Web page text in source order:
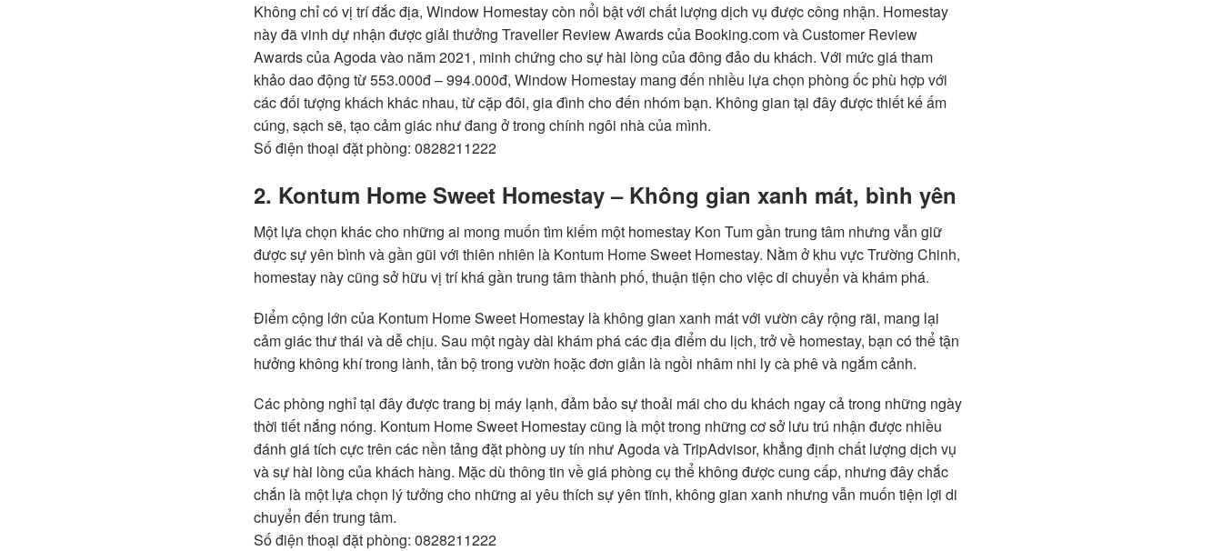
Không chỉ có vị trí đắc địa, Window Homestay còn nổi bật với chất lượng dịch vụ được công nhận. Homestay
này đã vinh dự nhận được giải thưởng Traveller Review Awards của Booking.com và Customer Review
Awards của Agoda vào năm 2021, minh chứng cho sự hài lòng của đông đảo du khách. Với mức giá tham
khảo dao động từ 553.000đ – 994.000đ, Window Homestay mang đến nhiều lựa chọn phòng ốc phù hợp với
các đối tượng khách khác nhau, từ cặp đôi, gia đình cho đến nhóm bạn. Không gian tại đây được thiết kế ấm
cúng, sạch sẽ, tạo cảm giác như đang ở trong chính ngôi nhà của mình.
Số điện thoại đặt phòng: 0828211222
2. Kontum Home Sweet Homestay – Không gian xanh mát, bình yên
Một lựa chọn khác cho những ai mong muốn tìm kiếm một homestay Kon Tum gần trung tâm nhưng vẫn giữ
được sự yên bình và gần gũi với thiên nhiên là Kontum Home Sweet Homestay. Nằm ở khu vực Trường Chinh,
homestay này cũng sở hữu vị trí khá gần trung tâm thành phố, thuận tiện cho việc di chuyển và khám phá.
Điểm cộng lớn của Kontum Home Sweet Homestay là không gian xanh mát với vườn cây rộng rãi, mang lại
cảm giác thư thái và dễ chịu. Sau một ngày dài khám phá các địa điểm du lịch, trở về homestay, bạn có thể tận
hưởng không khí trong lành, tản bộ trong vườn hoặc đơn giản là ngồi nhâm nhi ly cà phê và ngắm cảnh.
Các phòng nghỉ tại đây được trang bị máy lạnh, đảm bảo sự thoải mái cho du khách ngay cả trong những ngày
thời tiết nắng nóng. Kontum Home Sweet Homestay cũng là một trong những cơ sở lưu trú nhận được nhiều
đánh giá tích cực trên các nền tảng đặt phòng uy tín như Agoda và TripAdvisor, khẳng định chất lượng dịch vụ
và sự hài lòng của khách hàng. Mặc dù thông tin về giá phòng cụ thể không được cung cấp, nhưng đây chắc
chắn là một lựa chọn lý tưởng cho những ai yêu thích sự yên tĩnh, không gian xanh nhưng vẫn muốn tiện lợi di
chuyển đến trung tâm.
Số điện thoại đặt phòng: 0828211222